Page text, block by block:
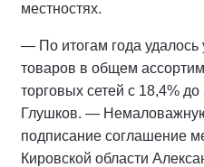
местностях.
— По итогам года
товаров в общем
торговых сетей с 18,4%
Глушков. —
подписание соглашение
Кировской области